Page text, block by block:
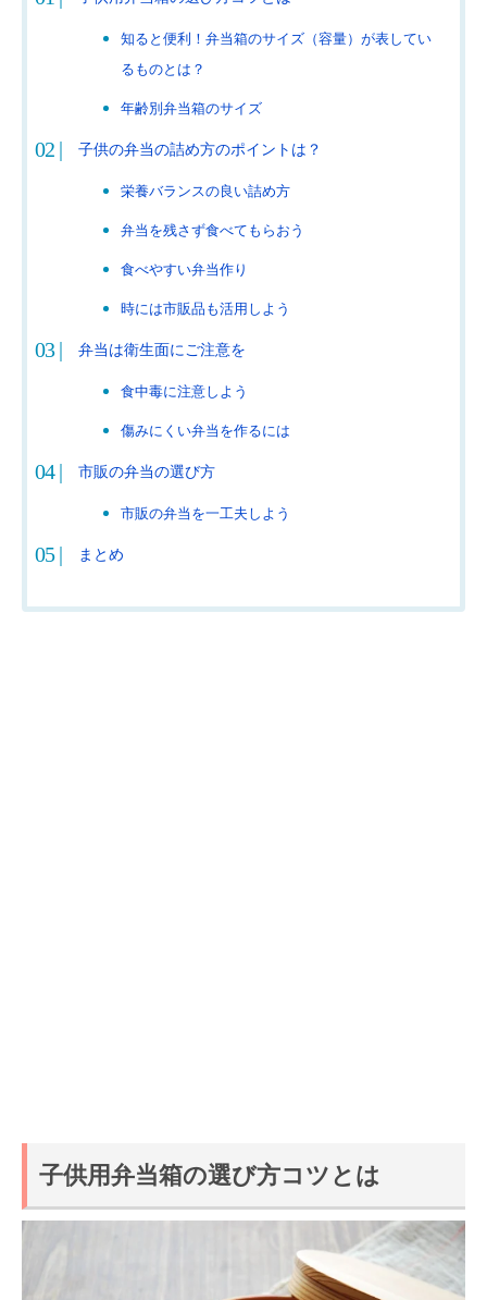
知ると便利！弁当箱のサイズ（容量）が表してい
るものとは？
年齢別弁当箱のサイズ
子供の弁当の詰め方のポイントは？
栄養バランスの良い詰め方
弁当を残さず食べてもらおう
食べやすい弁当作り
時には市販品も活用しよう
弁当は衛生面にご注意を
食中毒に注意しよう
傷みにくい弁当を作るには
市販の弁当の選び方
市販の弁当を一工夫しよう
まとめ
子供用弁当箱の選び方コツとは